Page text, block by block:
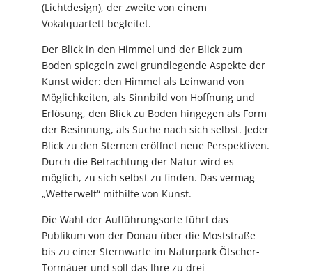
(Lichtdesign), der zweite von einem
Vokalquartett begleitet.
Der Blick in den Himmel und der Blick zum
Boden spiegeln zwei grundlegende Aspekte der
Kunst wider: den Himmel als Leinwand von
Möglichkeiten, als Sinnbild von Hoffnung und
Erlösung, den Blick zu Boden hingegen als Form
der Besinnung, als Suche nach sich selbst. Jeder
Blick zu den Sternen eröffnet neue Perspektiven.
Durch die Betrachtung der Natur wird es
möglich, zu sich selbst zu finden. Das vermag
„Wetterwelt“ mithilfe von Kunst.
Die Wahl der Aufführungsorte führt das
Publikum von der Donau über die Moststraße
bis zu einer Sternwarte im Naturpark Ötscher-
Tormäuer und soll das Ihre zu drei